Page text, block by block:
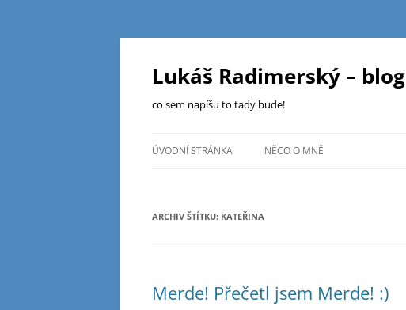
Přejít
obsahu
webu
Lukáš Radimerský – blog
co sem napíšu to tady bude!
ÚVODNÍ STRÁNKA NĚCO O MNĚ
ARCHIV ŠTÍTKU: KATEŘINA
Merde! Přečetl jsem Merde! :)